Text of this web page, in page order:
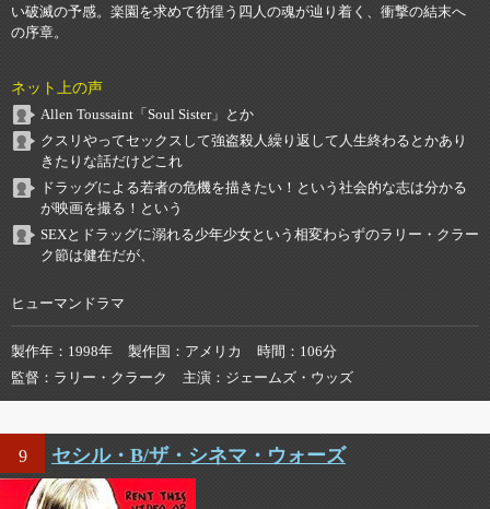
い破滅の予感。楽園を求めて彷徨う四人の魂が辿り着く、衝撃の結末へ
の序章。
ネット上の声
Allen Toussaint「Soul Sister」とか
クスリやってセックスして強盗殺人繰り返して人生終わるとかあり
きたりな話だけどこれ
ドラッグによる若者の危機を描きたい！という社会的な志は分かる
が映画を撮る！という
SEXとドラッグに溺れる少年少女という相変わらずのラリー・クラー
ク節は健在だが、
ヒューマンドラマ
製作年 1998年 製作国 アメリカ 時間
106分
監督
ラリー・クラーク 主演 ジェームズ・ウッズ
9 セシル・B/ザ・シネマ・ウォーズ